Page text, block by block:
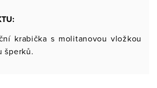
krabička s molitanovou vložkou
šperků.